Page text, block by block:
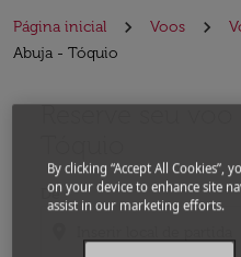
Página inicial Voos
Abuja - Tóquio
Reserve seu
De
Experimente atualizar
By clicking “Accept All Cookies”,
on your device to enhance site
assist in our marketing efforts.